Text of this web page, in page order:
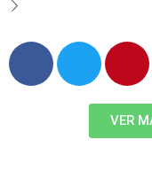
VER